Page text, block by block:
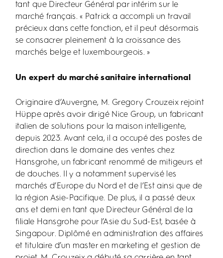
tant que Directeur Général par intérim sur le
marché français. « Patrick a accompli un travail
précieux dans cette fonction, et il peut désormais
se consacrer pleinement à la croissance des
marchés belge et luxembourgeois. »
Un expert du marché sanitaire international
Originaire d’Auvergne, M. Gregory Crouzeix rejoint
Hüppe après avoir dirigé Nice Group, un fabricant
italien de solutions pour la maison intelligente,
depuis 2023. Avant cela, il a occupé des postes de
direction dans le domaine des ventes chez
Hansgrohe, un fabricant renommé de mitigeurs et
de douches. Il y a notamment supervisé les
marchés d’Europe du Nord et de l’Est ainsi que de
la région Asie-Pacifique. De plus, il a passé deux
ans et demi en tant que Directeur Général de la
filiale Hansgrohe pour l’Asie du Sud-Est, basée à
Singapour. Diplômé en administration des affaires
et titulaire d’un master en marketing et gestion de